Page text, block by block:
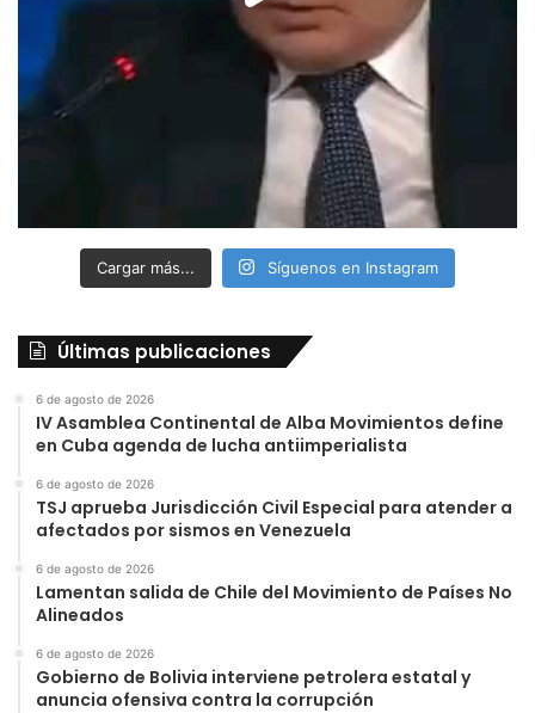
Cargar más... Síguenos en Instagram
Últimas publicaciones
6 de agosto de 2026
IV Asamblea Continental de Alba Movimientos define
en Cuba agenda de lucha antiimperialista
6 de agosto de 2026
TSJ aprueba Jurisdicción Civil Especial para atender a
afectados por sismos en Venezuela
6 de agosto de 2026
Lamentan salida de Chile del Movimiento de Países No
Alineados
6 de agosto de 2026
Gobierno de Bolivia interviene petrolera estatal y
anuncia ofensiva contra la corrupción